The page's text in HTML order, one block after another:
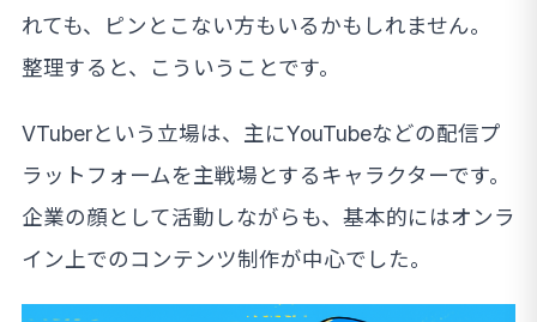
れても、ピンとこない方もいるかもしれません。
整理すると、こういうことです。
VTuberという立場は、主にYouTubeなどの配信プ
ラットフォームを主戦場とするキャラクターです。
企業の顔として活動しながらも、基本的にはオンラ
イン上でのコンテンツ制作が中心でした。